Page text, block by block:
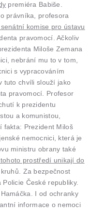
premiéra Babiše.
právníka, profesora
komise pro ústavu
pravomocí. Ačkoliv
Miloše Zemana
nebrání mu to v tom,
s vypracováním
tuto chvíli slouží jako
pravomocí. Profesor
k prezidentu
a komunistou,
fakta: Prezident Miloš
nemocnici, která je
ministru obrany také
prostředí unikají do
Za bezpečnost
České republiky.
I od ochranky
informace o nemoci